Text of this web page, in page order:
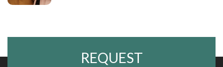
REQUEST